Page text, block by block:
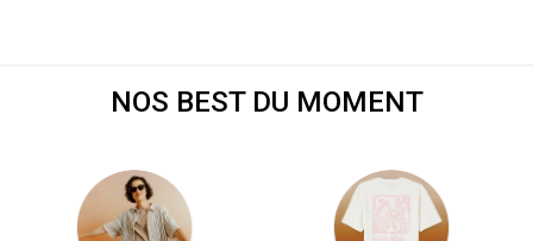
NOS BEST DU MOMENT